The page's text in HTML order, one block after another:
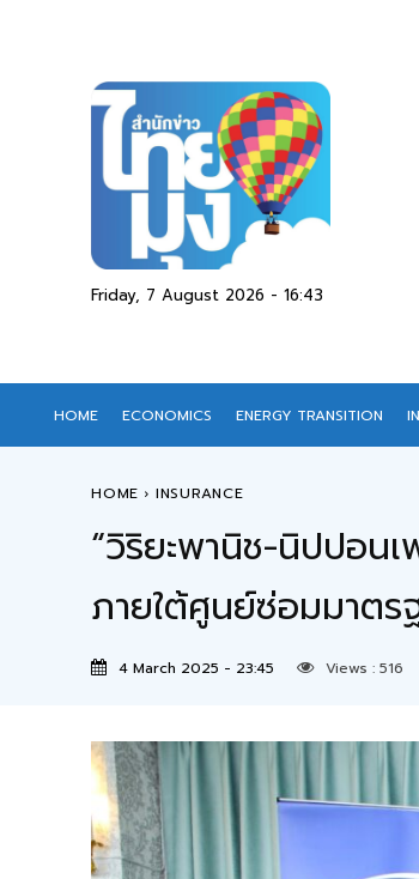
Friday, 7 August 2026 - 16:43
HOME ECONOMICS ENERGY TRANSITION
HOME INSURANCE
“วิริยะพานิช-นิปปอ
ภายใต้ศูนย์ซ่อมมาตร
4 March 2025 - 23:45 Views : 516